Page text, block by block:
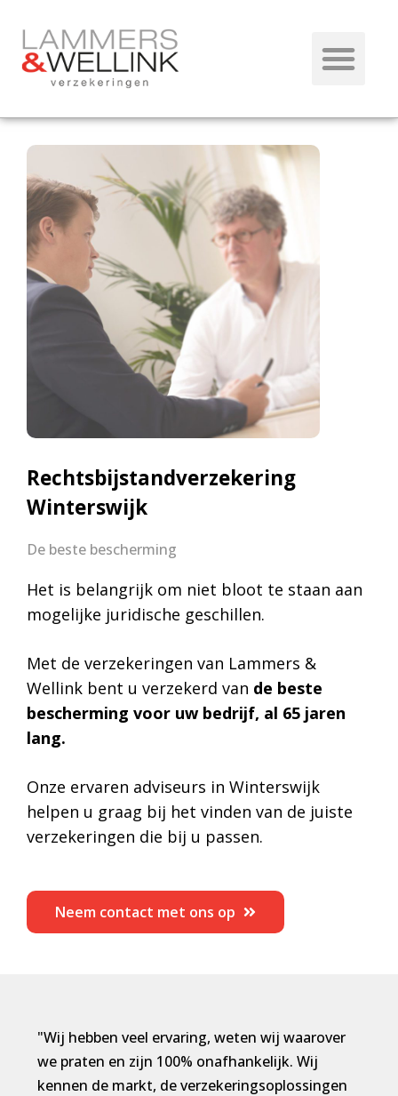
Rechtsbijstandverzekering
Winterswijk
De beste bescherming
Het is belangrijk om niet bloot te staan aan
mogelijke juridische geschillen.
Met de verzekeringen van Lammers &
Wellink bent u verzekerd van de beste
bescherming voor uw bedrijf, al 65 jaren
lang.
Onze ervaren adviseurs in Winterswijk
helpen u graag bij het vinden van de juiste
verzekeringen die bij u passen.
Neem contact met ons op
"Wij hebben veel ervaring, weten wij waarover
we praten en zijn 100% onafhankelijk. Wij
kennen de markt, de verzekeringsoplossingen